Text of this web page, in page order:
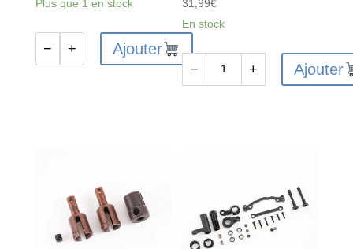
Plus que 1 en stock
CHASSIS
SUPPORTER
ROD
− + Ajouter
31,99€
En stock
FRONT/REAR
DI
− + Ajouter